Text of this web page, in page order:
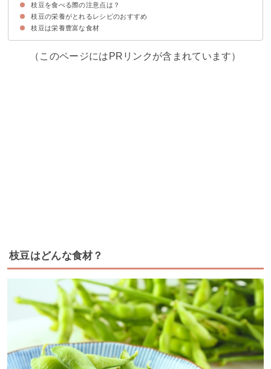
①蒸し焼きで調理する
②薄皮ごと食べる
③さやも料理に活用する
④冷凍食品の枝豆でも栄養価は問題ない
枝豆を食べる際の注意点は？
①食べ過ぎると消化不良で下痢になる
②アレルギーが発症する可能性
③ホルモンバランスの乱れ
枝豆の栄養がとれるレシピのおすすめ
①焼き枝豆
②枝豆の冷製ポタージュ
③枝豆入りナゲット
④塩糀の枝豆ごはん
⑤お豆腐の白玉ずんだ
枝豆は栄養豊富な食材
（このページにはPRリンクが含まれています）
枝豆はどんな食材？